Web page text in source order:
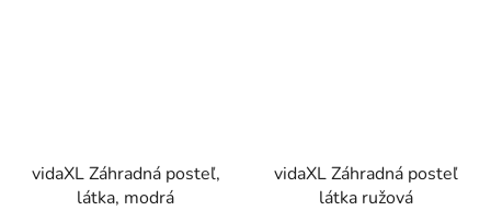
vidaXL Záhradná posteľ,
látka, modrá
vidaXL Záhradná posteľ
látka ružová